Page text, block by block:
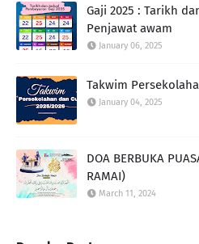
Gaji 2025 : Tarikh
Penjawat awam
January 06, 2025
Takwim
January 04, 2025
DOA BERBUKA
RAMAI)
March 11, 2024